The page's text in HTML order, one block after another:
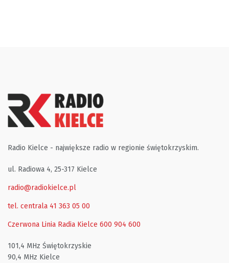
Radio Kielce - największe radio w regionie świętokrzyskim.
ul. Radiowa 4, 25-317 Kielce
radio@radiokielce.pl
tel. centrala 41 363 05 00
Czerwona Linia Radia Kielce 600 904 600
101,4 MHz Świętokrzyskie
90,4 MHz Kielce